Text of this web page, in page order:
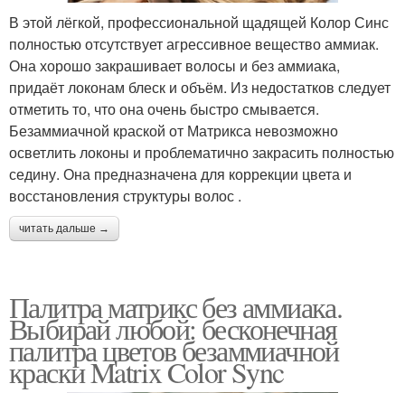
В этой лёгкой, профессиональной щадящей Колор Синс
полностью отсутствует агрессивное вещество аммиак.
Она хорошо закрашивает волосы и без аммиака,
придаёт локонам блеск и объём. Из недостатков следует
отметить то, что она очень быстро смывается.
Безаммиачной краской от Матрикса невозможно
осветлить локоны и проблематично закрасить полностью
седину. Она предназначена для коррекции цвета и
восстановления структуры волос .
читать дальше →
Палитра матрикс без аммиака.
Выбирай любой: бесконечная
палитра цветов безаммиачной
краски Matrix Color Sync